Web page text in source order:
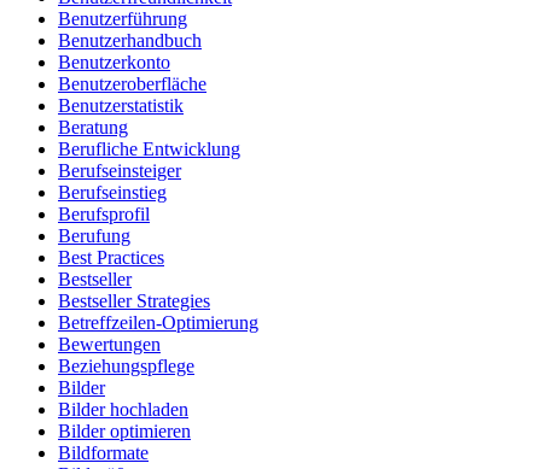
Benutzerführung
Benutzerhandbuch
Benutzerkonto
Benutzeroberfläche
Benutzerstatistik
Beratung
Berufliche Entwicklung
Berufseinsteiger
Berufseinstieg
Berufsprofil
Berufung
Best Practices
Bestseller
Bestseller Strategies
Betreffzeilen-Optimierung
Bewertungen
Beziehungspflege
Bilder
Bilder hochladen
Bilder optimieren
Bildformate